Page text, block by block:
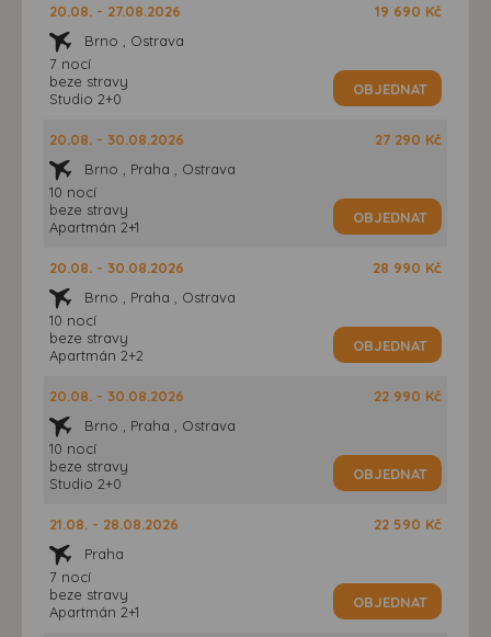
20.08. - 27.08.2026
Brno , Ostrava
7 nocí
beze stravy
Studio 2+0
19 690 Kč
OBJEDNAT
20.08. - 30.08.2026
Brno , Praha , Ostrava
10 nocí
beze stravy
Apartmán 2+1
27 290 Kč
OBJEDNAT
20.08. - 30.08.2026
Brno , Praha , Ostrava
10 nocí
beze stravy
Apartmán 2+2
28 990 Kč
OBJEDNAT
20.08. - 30.08.2026
Brno , Praha , Ostrava
10 nocí
beze stravy
Studio 2+0
22 990 Kč
OBJEDNAT
21.08. - 28.08.2026
Praha
7 nocí
beze stravy
Apartmán 2+1
22 590 Kč
OBJEDNAT